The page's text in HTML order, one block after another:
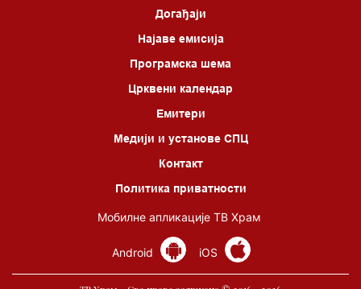
Догађаји
Најаве емисија
Програмска шема
Црквени календар
Емитери
Медији и установе СПЦ
Контакт
Политика приватности
Мобилне апликације ТВ Храм
Android iOS